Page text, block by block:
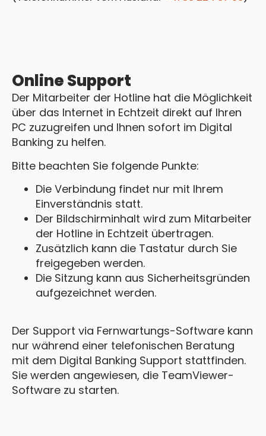
Online Support
Der Mitarbeiter der Hotline hat die Möglichkeit
über das Internet in Echtzeit direkt auf Ihren
PC zuzugreifen und Ihnen sofort im Digital
Banking zu helfen.
Bitte beachten Sie folgende Punkte:
Die Verbindung findet nur mit Ihrem
Einverständnis statt.
Der Bildschirminhalt wird zum Mitarbeiter
der Hotline in Echtzeit übertragen.
Zusätzlich kann die Tastatur durch Sie
freigegeben werden.
Die Sitzung kann aus Sicherheitsgründen
aufgezeichnet werden.
Der Support via Fernwartungs-Software kann
nur während einer telefonischen Beratung
mit dem Digital Banking Support stattfinden.
Sie werden angewiesen, die TeamViewer-
Software zu starten.